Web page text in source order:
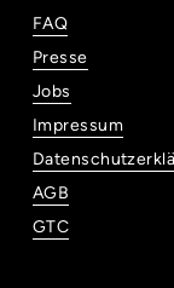
FAQ
Presse
Jobs
Impressum
AGB
GTC